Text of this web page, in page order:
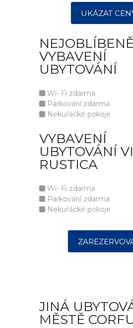
UKÁZAT
VYBAVENÍ
UBYTOVÁNÍ
Wi- Fi zdarma
Parkování zdarma
Nekuřácké pokoje
VYBAVENÍ
UBYTOVÁNÍ
RUSTICA
Wi- Fi zdarma
Parkování zdarma
Nekuřácké pokoje
JINÁ
MĚSTĚ